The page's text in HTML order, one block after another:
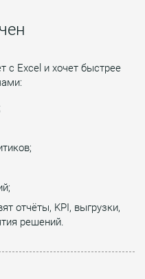
с Excel и хочет быстрее
отчёты, KPI, выгрузки,
решений.